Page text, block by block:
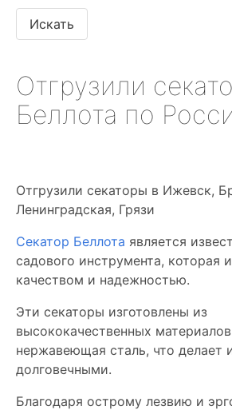
Отгрузили
Беллота по
Отгрузили секаторы в Ижевск,
Ленинградская, Грязи
Секатор Беллота является
садового инструмента, которая
качеством и надежностью.
Эти секаторы изготовлены из
высококачественных
нержавеющая сталь, что делает
долговечными.
Благодаря острому лезвию и